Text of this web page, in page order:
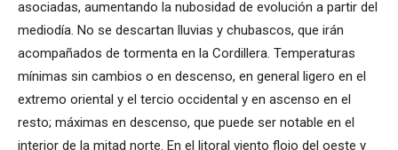
asociadas, aumentando la nubosidad de evolución a partir del
mediodía. No se descartan lluvias y chubascos, que irán
acompañados de tormenta en la Cordillera. Temperaturas
mínimas sin cambios o en descenso, en general ligero en el
extremo oriental y el tercio occidental y en ascenso en el
resto; máximas en descenso, que puede ser notable en el
interior de la mitad norte. En el litoral viento flojo del oeste y